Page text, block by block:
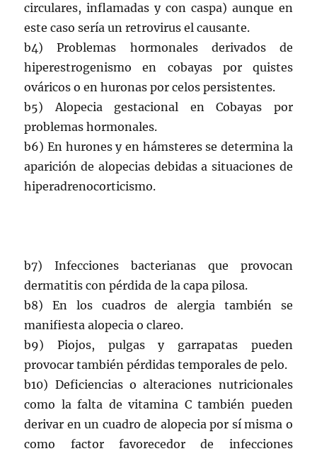
circulares, inflamadas y con caspa) aunque en
este caso sería un retrovirus el causante.
b4) Problemas hormonales derivados de
hiperestrogenismo en cobayas por quistes
ováricos o en huronas por celos persistentes.
b5) Alopecia gestacional en Cobayas por
problemas hormonales.
b6) En hurones y en hámsteres se determina la
aparición de alopecias debidas a situaciones de
hiperadrenocorticismo.
b7) Infecciones bacterianas que provocan
dermatitis con pérdida de la capa pilosa.
b8) En los cuadros de alergia también se
manifiesta alopecia o clareo.
b9) Piojos, pulgas y garrapatas pueden
provocar también pérdidas temporales de pelo.
b10) Deficiencias o alteraciones nutricionales
como la falta de vitamina C también pueden
derivar en un cuadro de alopecia por sí misma o
como factor favorecedor de infecciones